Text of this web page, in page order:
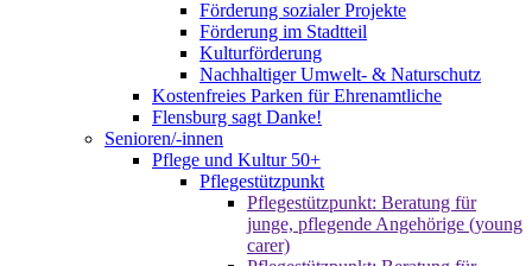
Förderung sozialer Projekte
Förderung im Stadtteil
Kulturförderung
Nachhaltiger Umwelt- & Naturschutz
Kostenfreies Parken für Ehrenamtliche
Flensburg sagt Danke!
Senioren/-innen
Pflege und Kultur 50+
Pflegestützpunkt
Pflegestützpunkt: Beratung für
junge, pflegende Angehörige (young
carer)